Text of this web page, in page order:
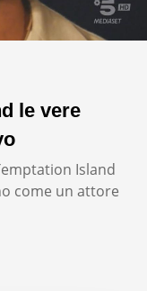
le vere
Island
come un attore